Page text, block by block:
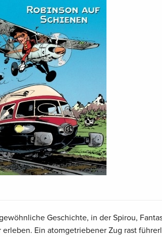
Geschichte, in der Spirou,
Ein atomgetriebener Zug rast